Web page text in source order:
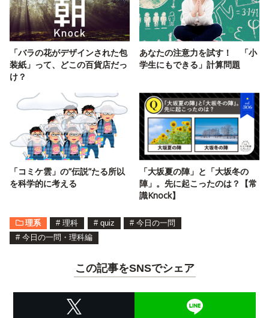
「バラの花がデザインされた包
装紙」って、どこの百貨店だっ
け？
あなたの注意力を試す！ 「小
学生にもできる」計算問題
「コミケ雲」の”伝説”たる所以
を科学的に考える
「大坂夏の陣」と「大坂冬の
陣」。先に起こったのは？【常
識Knock】
理系 # 理科 # quiz # 今日の一問
# 今日の一問・理科編
この記事をSNSでシェア